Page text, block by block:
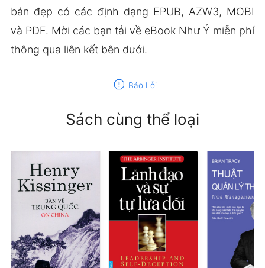
bản đẹp có các định dạng EPUB, AZW3, MOBI
và PDF. Mời các bạn tải về eBook Như Ý miễn phí
thông qua liên kết bên dưới.
report Báo Lỗi
Sách cùng thể loại